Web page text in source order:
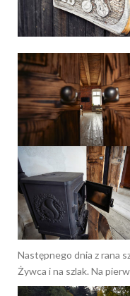
Następnego dnia z rana
Żywca i na szlak. Na